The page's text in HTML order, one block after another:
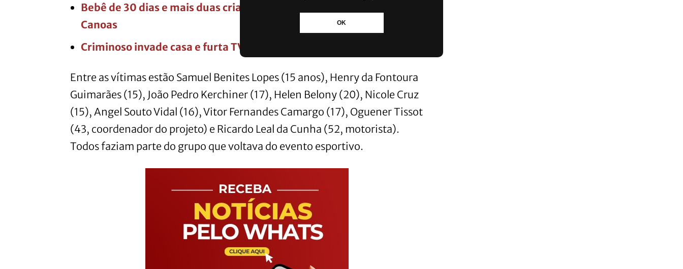
OK
Bebê de 30 dias e mais duas crianças ficam feridas após acidente em
Canoas
Criminoso invade casa e furta TV, bicicleta e rádio em Canoas
Entre as vítimas estão Samuel Benites Lopes (15 anos), Henry da Fontoura
Guimarães (15), João Pedro Kerchiner (17), Helen Belony (20), Nicole Cruz
(15), Angel Souto Vidal (16), Vitor Fernandes Camargo (17), Oguener Tissot
(43, coordenador do projeto) e Ricardo Leal da Cunha (52, motorista).
Todos faziam parte do grupo que voltava do evento esportivo.